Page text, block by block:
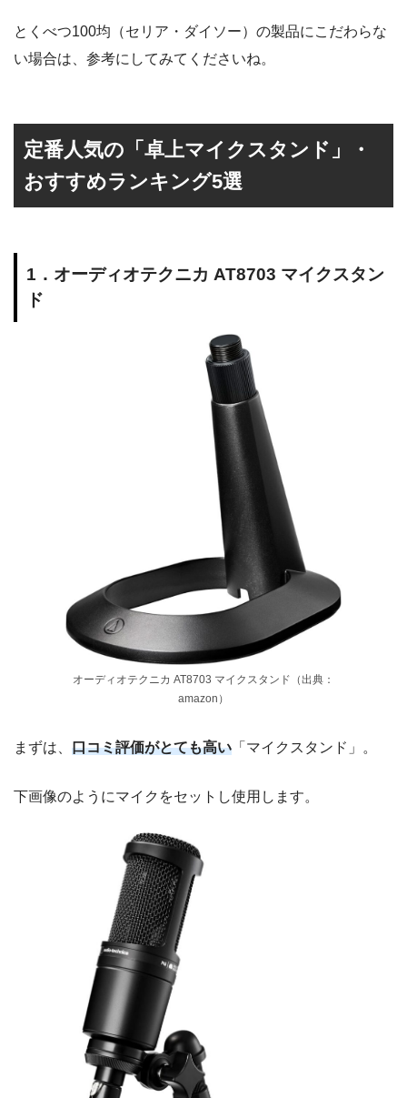
とくべつ100均（セリア・ダイソー）の製品にこだわらな
い場合は、参考にしてみてくださいね。
定番人気の「卓上マイクスタンド」・
おすすめランキング5選
1．オーディオテクニカ AT8703 マイクスタン
ド
オーディオテクニカ AT8703 マイクスタンド（出典：
amazon）
まずは、 口コミ評価がとても高い 「マイクスタンド」。
下画像のようにマイクをセットし使用します。